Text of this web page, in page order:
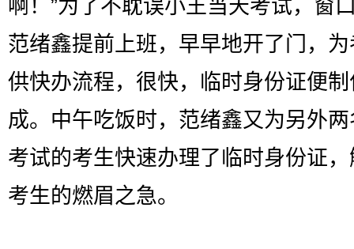
啊！”为了不耽误小王当天考试，窗
范绪鑫提前上班，早早地开了门，
供快办流程，很快，临时身份证便
成。中午吃饭时，范绪鑫又为另外
考试的考生快速办理了临时身份证
考生的燃眉之急。